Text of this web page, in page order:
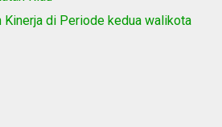
Kinerja di Periode kedua walikota